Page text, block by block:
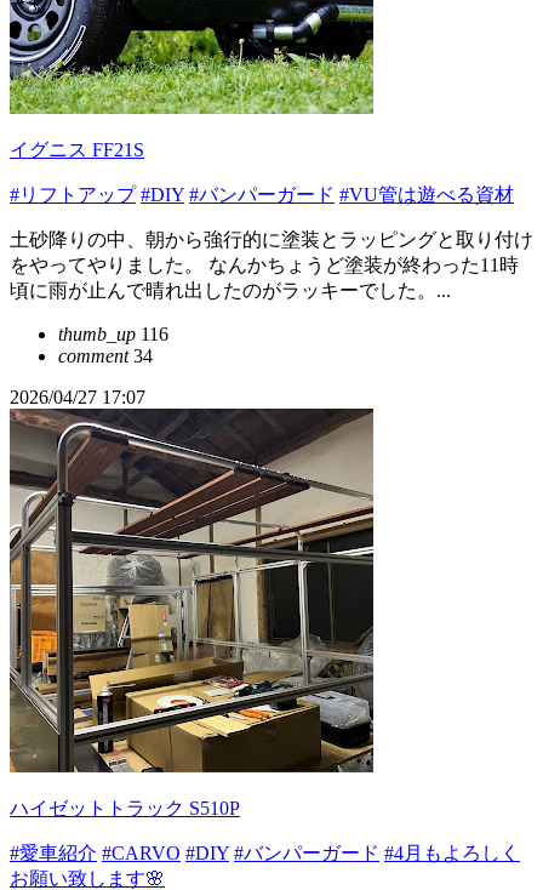
イグニス FF21S
#リフトアップ #DIY #バンパーガード #VU管は遊べる資材
土砂降りの中、朝から強行的に塗装とラッピングと取り付け
をやってやりました。 なんかちょうど塗装が終わった11時
頃に雨が止んで晴れ出したのがラッキーでした。...
thumb_up 116
comment34
2026/04/27 17:07
ハイゼットトラック S510P
#愛車紹介 #CARVO #DIY #バンパーガード #4月もよろしく
お願い致します🌸